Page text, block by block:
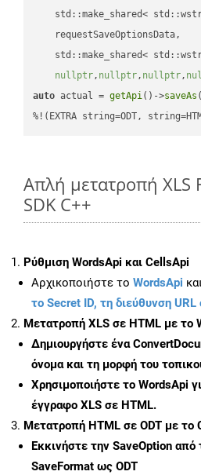
std::make_shared<
    requestSaveOptionsData,
std::make_shared<
nullptr, nullptr, nullptr,
auto actual = getApi()->saveAs
%!(EXTRA string=ODT,
Απλή μετατροπή XLS
SDK C++
Ρύθμιση WordsApi και CellsApi
Αρχικοποιήστε το WordsApi
το Secret ID, τη διεύθυνση URL
Μετατροπή XLS σε HTML με το
Δημιουργήστε ένα
όνομα και τη μορφή του
Χρησιμοποιήστε το WordsApi
έγγραφο XLS σε HTML.
Μετατροπή HTML σε ODT με το
Εκκινήστε την SaveOption από
SaveFormat ως ODT